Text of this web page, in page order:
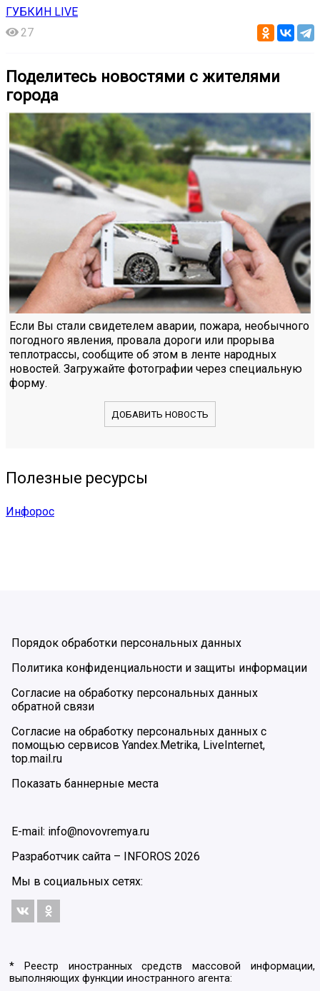
ГУБКИН LIVE
27
Поделитесь новостями с жителями
города
Если Вы стали свидетелем аварии, пожара, необычного
погодного явления, провала дороги или прорыва
теплотрассы, сообщите об этом в ленте народных
новостей. Загружайте фотографии через специальную
форму.
ДОБАВИТЬ НОВОСТЬ
Полезные ресурсы
Инфорос
Порядок обработки персональных данных
Политика конфиденциальности и защиты информации
Согласие на обработку персональных данных
обратной связи
Согласие на обработку персональных данных с
помощью сервисов Yandex.Metrika, LiveInternet,
top.mail.ru
Показать баннерные места
E-mail: info@novovremya.ru
Разработчик сайта – INFOROS 2026
Мы в социальных сетях:
* Реестр иностранных средств массовой информации,
выполняющих функции иностранного агента: